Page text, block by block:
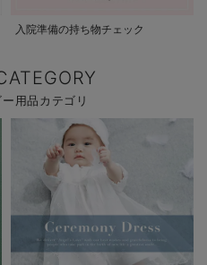
入院準備の持ち物チェック
用品カテゴリ